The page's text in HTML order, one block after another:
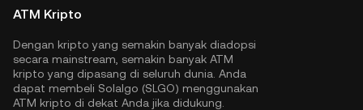
ATM Kripto
Dengan kripto yang semakin banyak diadopsi
secara mainstream, semakin banyak ATM
kripto yang dipasang di seluruh dunia. Anda
dapat membeli Solalgo (SLGO) menggunakan
ATM kripto di dekat Anda jika didukung.